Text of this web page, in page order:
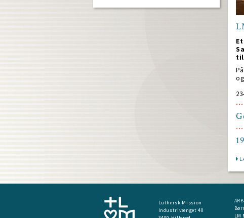
til
Luthersk Mission
Industrivænget 40
LM